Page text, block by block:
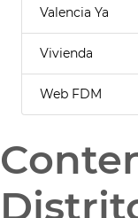
Valencia Ya
Vivienda
Web FDM